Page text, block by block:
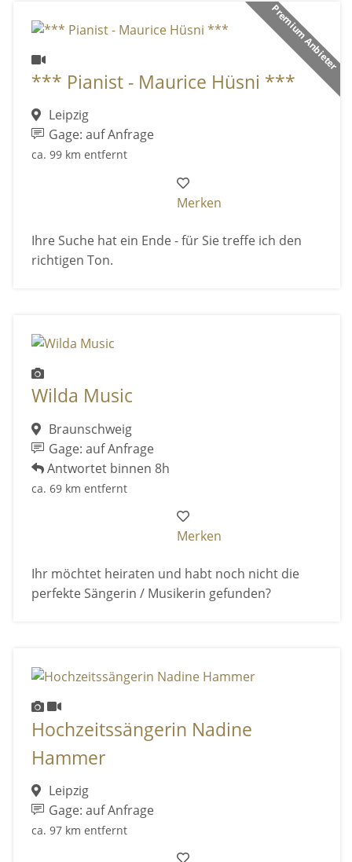
Premium Anbieter
*** Pianist - Maurice Hüsni ***
Leipzig
Gage: auf Anfrage
ca. 99 km entfernt
Merken
Ihre Suche hat ein Ende - für Sie treffe ich den
richtigen Ton.
Wilda Music
Braunschweig
Gage: auf Anfrage
Antwortet binnen 8h
ca. 69 km entfernt
Merken
Ihr möchtet heiraten und habt noch nicht die
perfekte Sängerin / Musikerin gefunden?
Hochzeitssängerin Nadine
Hammer
Leipzig
Gage: auf Anfrage
ca. 97 km entfernt